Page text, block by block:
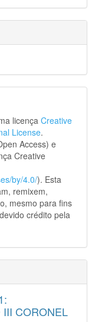
licençaCreative
License.
Access) e
Creative
by/4.0/). Esta
remixem,
mesmo para fins
crédito pela
CORONEL